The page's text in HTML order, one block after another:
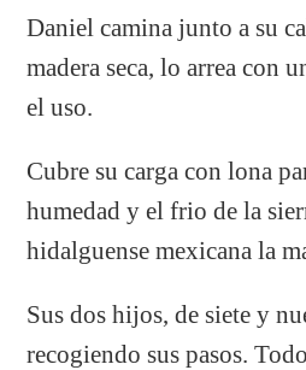
Daniel camina junto a su
madera seca, lo arrea con
el uso.
Cubre su carga con lona
humedad y el frio de la
hidalguense mexicana la
Sus dos hijos, de siete y
recogiendo sus pasos.